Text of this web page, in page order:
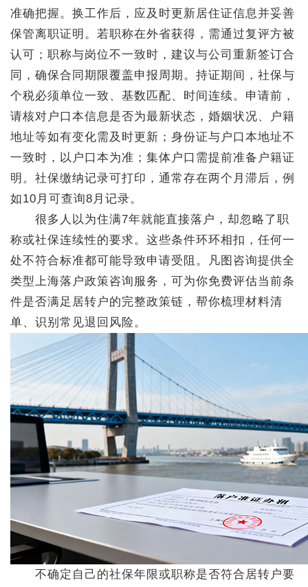
准确把握。换工作后，应及时更新居住证信息并妥善
保管离职证明。若职称在外省获得，需通过复评方被
认可；职称与岗位不一致时，建议与公司重新签订合
同，确保合同期限覆盖申报周期。持证期间，社保与
个税必须单位一致、基数匹配、时间连续。申请前，
请核对户口本信息是否为最新状态，婚姻状况、户籍
地址等如有变化需及时更新；身份证与户口本地址不
一致时，以户口本为准；集体户口需提前准备户籍证
明。社保缴纳记录可打印，通常存在两个月滞后，例
如10月可查询8月记录。
很多人以为住满7年就能直接落户，却忽略了职
称或社保连续性的要求。这些条件环环相扣，任何一
处不符合标准都可能导致申请受阻。凡图咨询提供全
类型上海落户政策咨询服务，可为你免费评估当前条
件是否满足居转户的完整政策链，帮你梳理材料清
单、识别常见退回风险。
不确定自己的社保年限或职称是否符合居转户要